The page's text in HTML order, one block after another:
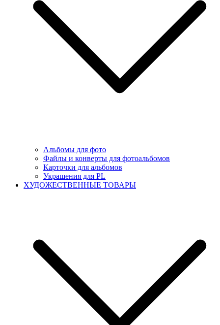
Альбомы для фото
Файлы и конверты для фотоальбомов
Карточки для альбомов
Украшения для PL
ХУДОЖЕСТВЕННЫЕ ТОВАРЫ